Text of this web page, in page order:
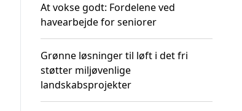
At vokse godt: Fordelene ved
havearbejde for seniorer
Grønne løsninger til løft i det fri
støtter miljøvenlige
landskabsprojekter